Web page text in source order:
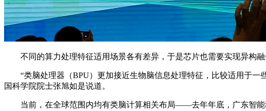
不同的算力处理特征适用场景各有差异，于是芯片也需要实现异构融
“类脑处理器（BPU）更加接近生物脑信息处理特征，比较适用于一
国科学院院士张旭如是说道。
当前，在全球范围内均有类脑计算相关布局——去年年底，广东智能科